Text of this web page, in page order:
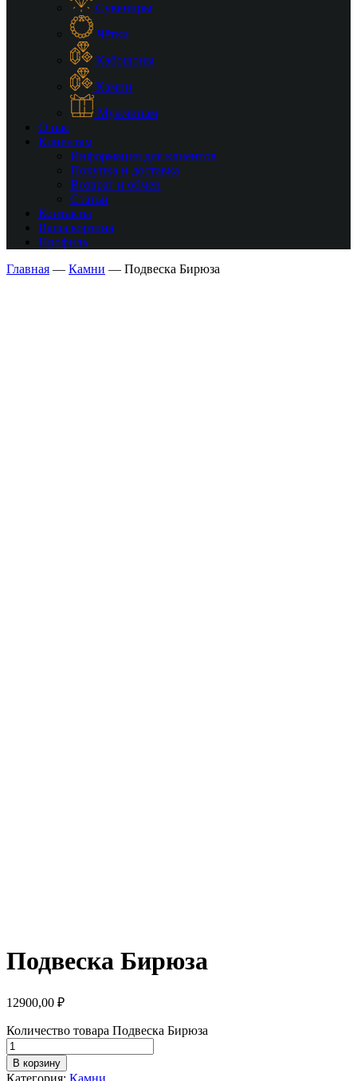
Сувениры
Чётки
Кабошоны
Камни
Мужчинам
О нас
Клиентам
Информация для клиентов
Покупка и доставка
Возврат и обмен
Статьи
Контакты
Ваша корзина
Профиль
Главная — Камни — Подвеска Бирюза
Подвеска Бирюза
12900,00 ₽
Количество товара Подвеска Бирюза
В корзину
Категория: Камни